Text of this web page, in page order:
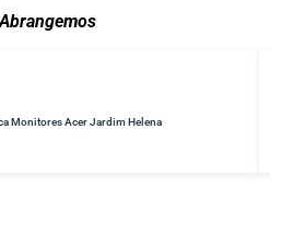
de No-breaks Parque do Carmo